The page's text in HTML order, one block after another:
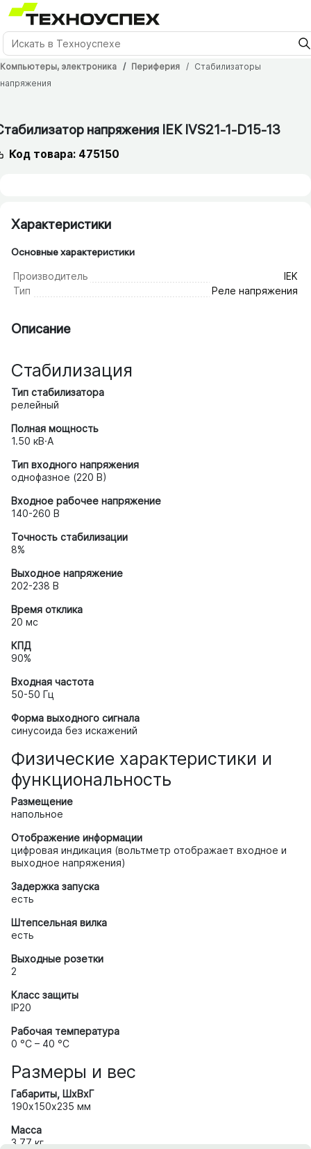
Компьютеры, электроника Периферия
Стабилизаторы
напряжения
напряжения IEK IVS21-1-D15-13
Код товара: 475150
Характеристики
Основные характеристики
Производитель
IEK
Тип
Реле напряжения
Описание
Стабилизация
Тип стабилизатора
релейный
Полная мощность
1.50 кВ·А
Тип входного напряжения
однофазное (220 В)
Входное рабочее напряжение
140-260 В
Точность стабилизации
8%
Выходное напряжение
202-238 В
Время отклика
20 мс
КПД
90%
Входная частота
50-50 Гц
Форма выходного сигнала
синусоида без искажений
Физические характеристики и
функциональность
Размещение
напольное
Отображение информации
цифровая индикация (вольтметр отображает входное и
выходное напряжения)
Задержка запуска
есть
Штепсельная вилка
есть
Выходные розетки
2
Класс защиты
IP20
Рабочая температура
0 °C – 40 °C
Размеры и вес
Габариты, ШхВхГ
190х150х235 мм
Масса
3.77 кг